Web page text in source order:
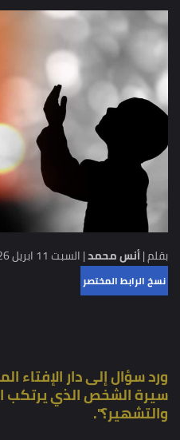
بقلم |أنس محمد|السبت 11 ابريل 2026 - 11:23 ص
نسخ الرابط المختصر
ورد سؤال إلى دار الإفتاء
سيرة الشخص الذي يرتكب
والتشهير؟".